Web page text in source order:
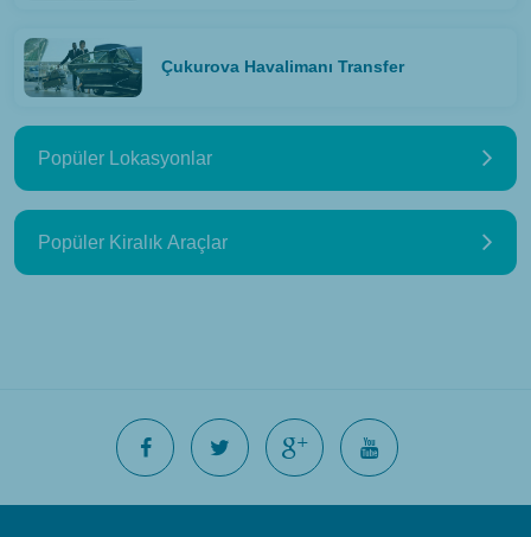
Çukurova Havalimanı Transfer
Popüler Lokasyonlar
Popüler Kiralık Araçlar